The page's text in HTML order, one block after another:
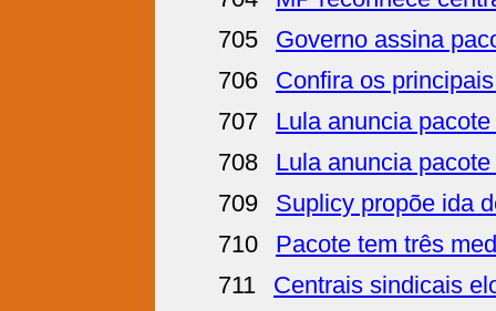
705
Governo assina
706
Confira os
707
Lula anuncia
708
Lula anuncia
709
Suplicy propõe ida
710
Pacote tem três
711
Centrais sindicais